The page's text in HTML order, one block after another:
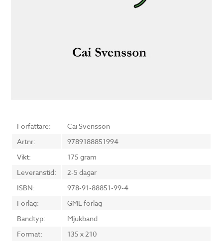
Författare:
Cai Svensson
Artnr:
9789188851994
Vikt:
175 gram
Leveranstid:
2-5 dagar
ISBN:
978-91-88851-99-4
Förlag:
GML förlag
Bandtyp:
Mjukband
Format:
135 x 210